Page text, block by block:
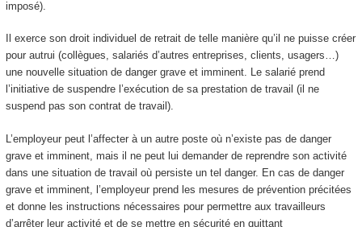
imposé).
Il exerce son droit individuel de retrait de telle manière qu’il ne puisse créer
pour autrui (collègues, salariés d’autres entreprises, clients, usagers…)
une nouvelle situation de danger grave et imminent. Le salarié prend
l’initiative de suspendre l’exécution de sa prestation de travail (il ne
suspend pas son contrat de travail).
L’employeur peut l’affecter à un autre poste où n’existe pas de danger
grave et imminent, mais il ne peut lui demander de reprendre son activité
dans une situation de travail où persiste un tel danger. En cas de danger
grave et imminent, l’employeur prend les mesures de prévention précitées
et donne les instructions nécessaires pour permettre aux travailleurs
d’arrêter leur activité et de se mettre en sécurité en quittant